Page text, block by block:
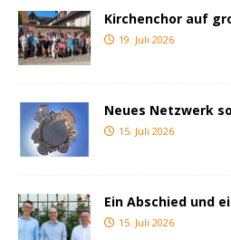
Kirchenchor auf
19. Juli 2026
Neues Netzwerk
15. Juli 2026
Ein Abschied und
15. Juli 2026